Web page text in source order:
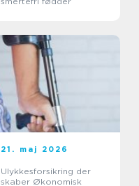
21. maj 2026
Ulykkesforsikring der
skaber Økonomisk